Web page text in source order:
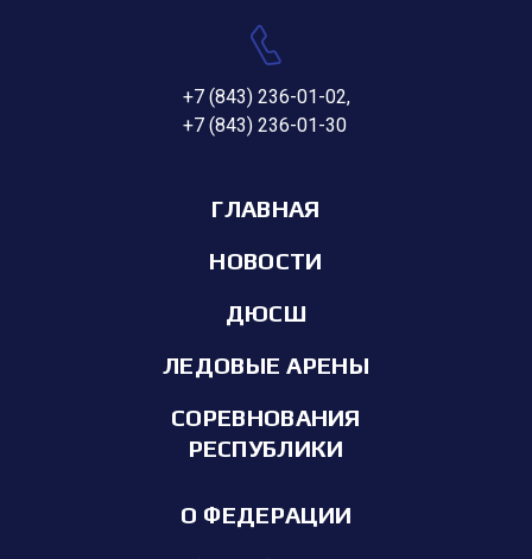
+7 (843) 236-01-02,
+7 (843) 236-01-30
ГЛАВНАЯ
НОВОСТИ
ДЮСШ
ЛЕДОВЫЕ АРЕНЫ
СОРЕВНОВАНИЯ
РЕСПУБЛИКИ
О ФЕДЕРАЦИИ